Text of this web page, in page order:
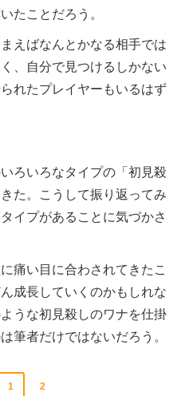
たことだろう。
えばなんとかなる相手では
、自分で見つけるしかない
れたプレイヤーもいるはず
ろいろなタイプの「初見殺
た。こうして振り返ってみ
イプがあることに気づかさ
痛い目に合わされてきたこ
成長していくのかもしれな
うな初見殺しのワナを仕掛
筆者だけではないだろう。
1 2